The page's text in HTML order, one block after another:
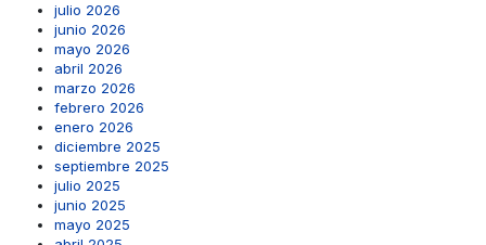
julio 2026
junio 2026
mayo 2026
abril 2026
marzo 2026
febrero 2026
enero 2026
diciembre 2025
septiembre 2025
julio 2025
junio 2025
mayo 2025